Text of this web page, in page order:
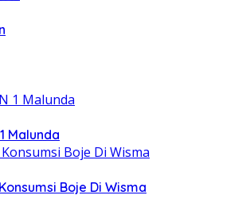
Malunda
Boje Di Wisma